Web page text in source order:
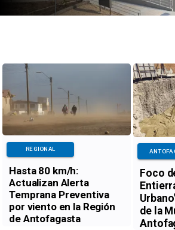
Hasta 80 km/h:
Actualizan Alerta
Temprana Preventiva
por viento en la Región
de Antofagasta
REGIONAL
Foco
de la